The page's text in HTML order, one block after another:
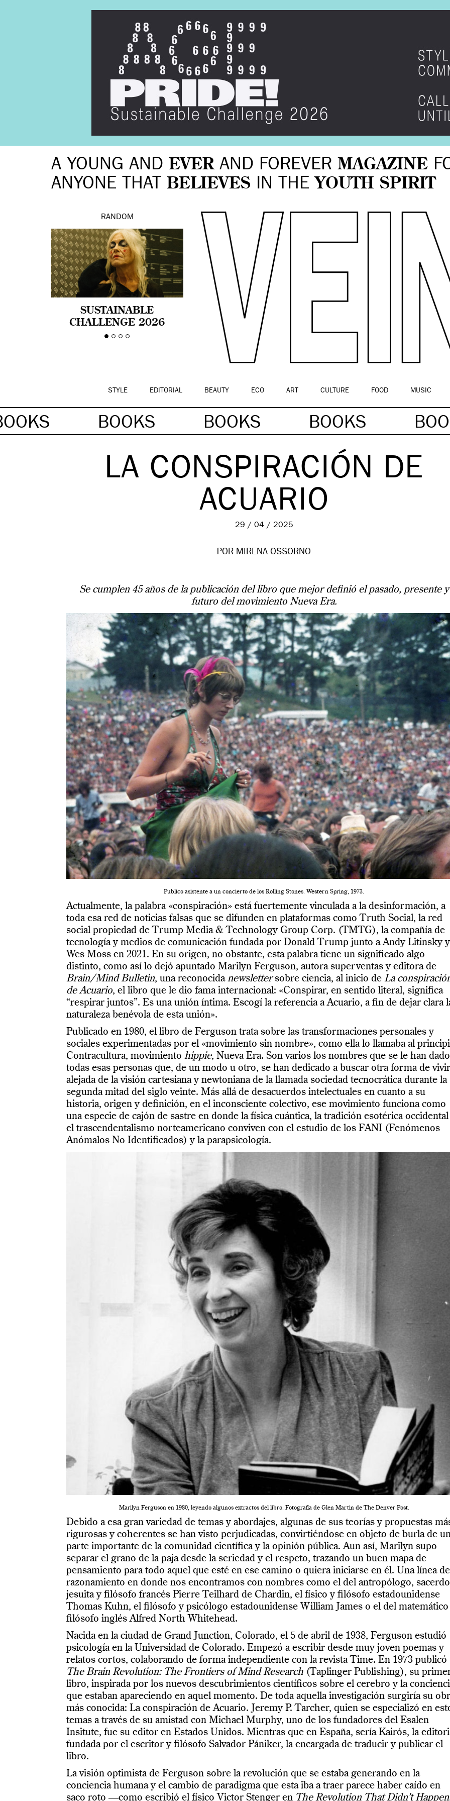
A YOUNG AND EVERAND FOREVER MAGAZINE
ANYONE THAT BELIEVES IN THE YOUTH SPIRIT
RANDOM
SUSTAINABLE
CHALLENGE 2026
CELEBRA LA
STYLE EDITORIAL BEAUTY ECO ART CULTURE FOOD MUSIC
BOOKS BOOKS BOOKS
LA CONSPIRACIÓN DE
ACUARIO
29 / 04 / 2025
POR MIRENA OSSORNO
Se cumplen 45 años de la publicación del libro que mejor definió el pasado, presente y
futuro del movimiento Nueva Era.
Publico asistente a un concierto de los Rolling Stones. Western Spring, 1973.
Actualmente, la palabra «conspiración» está fuertemente vinculada a la desinformación, a
toda esa red de noticias falsas que se difunden en plataformas como Truth Social, la red
social propiedad de Trump Media & Technology Group Corp. (TMTG), la compañía de
tecnología y medios de comunicación fundada por Donald Trump junto a Andy Litinsky y
Wes Moss en 2021. En su origen, no obstante, esta palabra tiene un significado algo
distinto, como así lo dejó apuntado Marilyn Ferguson, autora superventas y editora de
Brain/Mind Bulletin, una reconocida newslettersobre ciencia, al inicio de La
de Acuario, el libro que le dio fama internacional: «Conspirar, en sentido literal, significa
“respirar juntos”. Es una unión íntima. Escogí la referencia a Acuario, a fin de dejar clara
naturaleza benévola de esta unión».
Publicado en 1980, el libro de Ferguson trata sobre las transformaciones personales y
sociales experimentadas por el «movimiento sin nombre», como ella lo llamaba al
Contracultura, movimiento hippie, Nueva Era. Son varios los nombres que se le han
todas esas personas que, de un modo u otro, se han dedicado a buscar otra forma de
alejada de la visión cartesiana y newtoniana de la llamada sociedad tecnocrática durante la
segunda mitad del siglo veinte. Más allá de desacuerdos intelectuales en cuanto a su
historia, origen y definición, en el inconsciente colectivo, ese movimiento funciona como
una especie de cajón de sastre en donde la física cuántica, la tradición esotérica
el trascendentalismo norteamericano conviven con el estudio de los FANI (Fenómenos
Anómalos No Identificados) y la parapsicología.
Marilyn Ferguson en 1980, leyendo algunos extractos del libro. Fotografía de Glen Martin de The Denver Post.
Debido a esa gran variedad de temas y abordajes, algunas de sus teorías y propuestas
rigurosas y coherentes se han visto perjudicadas, convirtiéndose en objeto de burla de
parte importante de la comunidad científica y la opinión pública. Aun así, Marilyn supo
separar el grano de la paja desde la seriedad y el respeto, trazando un buen mapa de
pensamiento para todo aquel que esté en ese camino o quiera iniciarse en él. Una línea de
razonamiento en donde nos encontramos con nombres como el del antropólogo,
jesuita y filósofo francés Pierre Teilhard de Chardin, el físico y filósofo estadounidense
Thomas Kuhn, el filósofo y psicólogo estadounidense William James o el del
filósofo inglés Alfred North Whitehead.
Nacida en la ciudad de Grand Junction, Colorado, el 5 de abril de 1938, Ferguson estudió
psicología en la Universidad de Colorado. Empezó a escribir desde muy joven poemas y
relatos cortos, colaborando de forma independiente con la revista Time. En 1973 publicó
The Brain Revolution: The Frontiers of Mind Research (Taplinger Publishing), su
libro, inspirada por los nuevos descubrimientos científicos sobre el cerebro y la
que estaban apareciendo en aquel momento. De toda aquella investigación surgiría su
más conocida: La conspiración de Acuario. Jeremy P. Tarcher, quien se especializó en
temas a través de su amistad con Michael Murphy, uno de los fundadores del Esalen
Insitute, fue su editor en Estados Unidos. Mientras que en España, sería Kairós, la
fundada por el escritor y filósofo Salvador Pániker, la encargada de traducir y publicar el
libro.
La visión optimista de Ferguson sobre la revolución que se estaba generando en la
conciencia humana y el cambio de paradigma que esta iba a traer parece haber caído en
saco roto —como escribió el físico Victor Stenger en The Revolution That Didn’t Happen